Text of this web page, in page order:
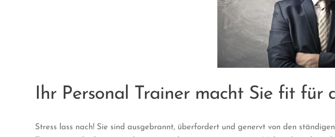
Ihr Personal Trainer macht Sie fit für
Stress lass nach! Sie sind ausgebrannt, überfordert und genervt von den